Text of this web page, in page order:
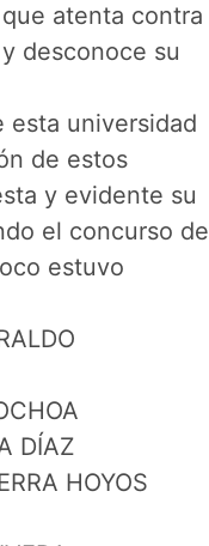
atenta contra
desconoce su
esta universidad
de estos
y evidente su
el concurso de
estuvo
GIRALDO
OCHOA
DÍAZ
HOYOS